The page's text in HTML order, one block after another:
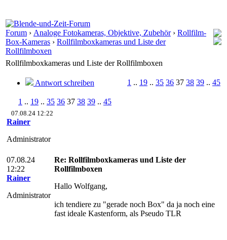
Forum › Analoge Fotokameras, Objektive, Zubehör› Rollfilm-
Box-Kameras › Rollfilmboxkameras und Liste der
Rollfilmboxen
Rollfilmboxkameras und Liste der Rollfilmboxen
Antwort schreiben 1 .. 19 .. 35 36 37 38 39 .. 45
1 .. 19 .. 35 36 37 38 39 .. 45
07.08.24 12:22
Rainer
Administrator
07.08.24
12:22
Rainer
Administrator
Re: Rollfilmboxkameras und Liste der
Rollfilmboxen
Hallo Wolfgang,
ich tendiere zu "gerade noch Box" da ja noch eine
fast ideale Kastenform, als Pseudo TLR